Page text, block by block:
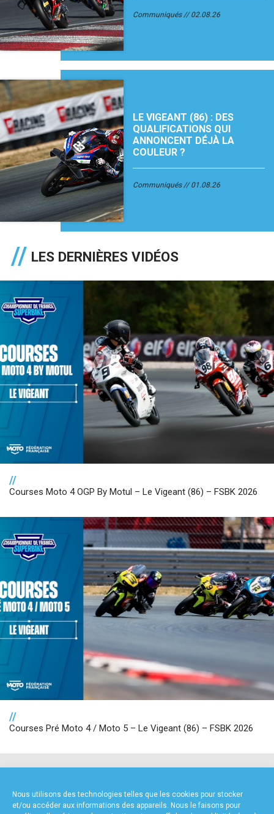
Nous utilisons des technologies telles que les cookies pour stocker
et/ou accéder aux informations des appareils. Nous le faisons pour
Communiqués 02.08.26
LE VIGEANT (86) : DES
QUALIFICATIONS QUI
ANNONCENT DÉJÀ LA
COULEUR ?
Communiqués 01.08.26
LES DERNIÈRES VIDÉOS
//
Courses Moto 4 OGP By Motul – Le Vigeant (86) – FSBK 2026
//
Courses Pré Moto 4 / Moto 5 – Le Vigeant (86) – FSBK 2026